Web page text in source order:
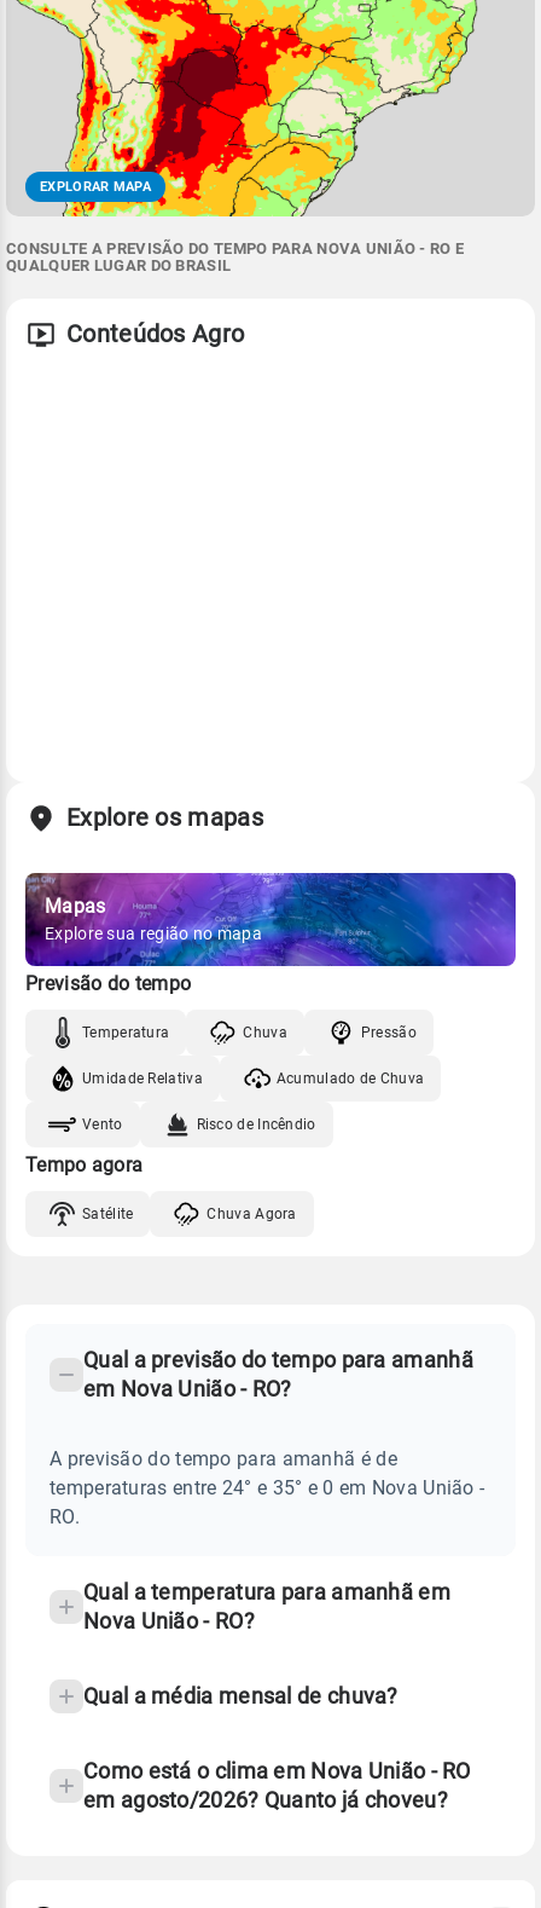
EXPLORAR MAPA
CONSULTE A PREVISÃO DO TEMPO PARA NOVA UNIÃO - RO E
QUALQUER LUGAR DO BRASIL
Conteúdos Agro
Explore os mapas
Mapas
Explore sua região no mapa
Previsão do tempo
Temperatura Chuva Pressão
Umidade Relativa Acumulado de Chuva
Vento Risco de Incêndio
Tempo agora
Satélite Chuva Agora
UNIÃO
Perguntas
sobre
chuva
Qual a previsão do tempo para amanhã
em Nova União - RO?
A previsão do tempo para amanhã é de
temperaturas entre 24° e 35° e 0 em Nova União -
RO.
Qual a temperatura para amanhã em
Nova União - RO?
Qual a média mensal de chuva?
Como está o clima em Nova União - RO
em agosto/2026? Quanto já choveu?